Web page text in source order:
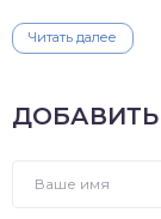
Читать далее